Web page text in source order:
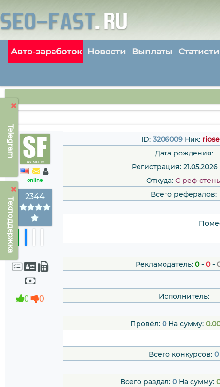
Telegram
Техподдержка
Авто-заработок Новости Выплаты
online
2344
0 0
ID: 3206009Ник:
Дата рождения:
Регистрация: 21.05.2026
Откуда: С реф-
Всего рефералов:
Рекламодатель: 0-0-
Исполнитель:
Провёл: 0На сумму: 0.00
Всего конкурсов: 0
Всего раздал: 0На сумму: